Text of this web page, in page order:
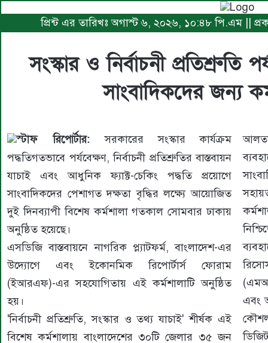
প্রিন্ট এর তারিখঃ অগাস্ট ৬, ২০২৬, ১০:৪৮ পি.এম ||
সংস্কার ও নির্বাচনী প্রতিশ্রুতি
সাংবাদিকদের জন্য
স্টাফ রিপোর্টার:সরকারের সংস্কার কার্যক্রম
পদ্ধতিগতভাবে পর্যবেক্ষণ, নির্বাচনী প্রতিশ্রুতির বাস্তবায়ন
যাচাই এবং আধুনিক ফ্যাক্ট-চেকিং পদ্ধতি প্রয়োগে
সাংবাদিকদের পেশাগত দক্ষতা বৃদ্ধির লক্ষ্যে আয়োজিত
দুই দিনব্যাপী বিশেষ কর্মশালা গতকাল সোমবার ঢাকায়
অনুষ্ঠিত হয়েছে।
এসডিজি বাস্তবায়নে নাগরিক প্ল্যাটফর্ম, বাংলাদেশ-এর
উদ্যোগে এবং ইকোনমিক রিপোর্টার্স ফোরাম
(ইআরএফ)-এর সহযোগিতায় এই কর্মশালাটি অনুষ্ঠিত
হয়।
'নির্বাচনী প্রতিশ্রুতি, সংস্কার ও তথ্য যাচাই' শীর্ষক এই
বিশেষ কর্মশালায় বাংলাদেশের ৩০টি জেলার ৩৫ জন
এবং